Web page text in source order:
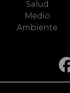
Salud
Medio
Ambiente